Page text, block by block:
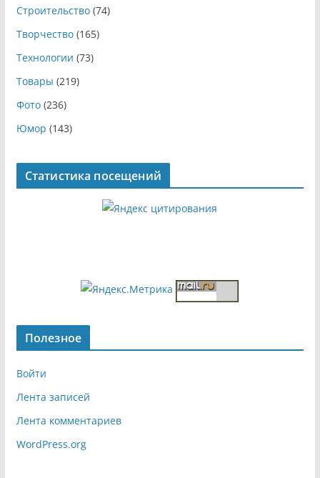
Строительство(74)
Творчество(165)
Технологии (73)
Товары (219)
Фото(236)
Юмор (143)
Статистика посещений
Полезное
Войти
Лента записей
Лента комментариев
WordPress.org